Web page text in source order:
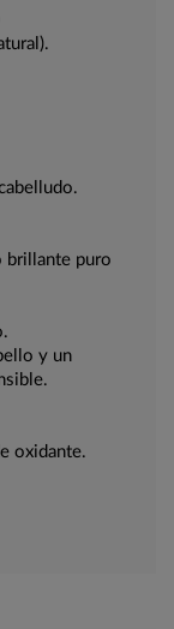
brillante puro
y un
oxidante.